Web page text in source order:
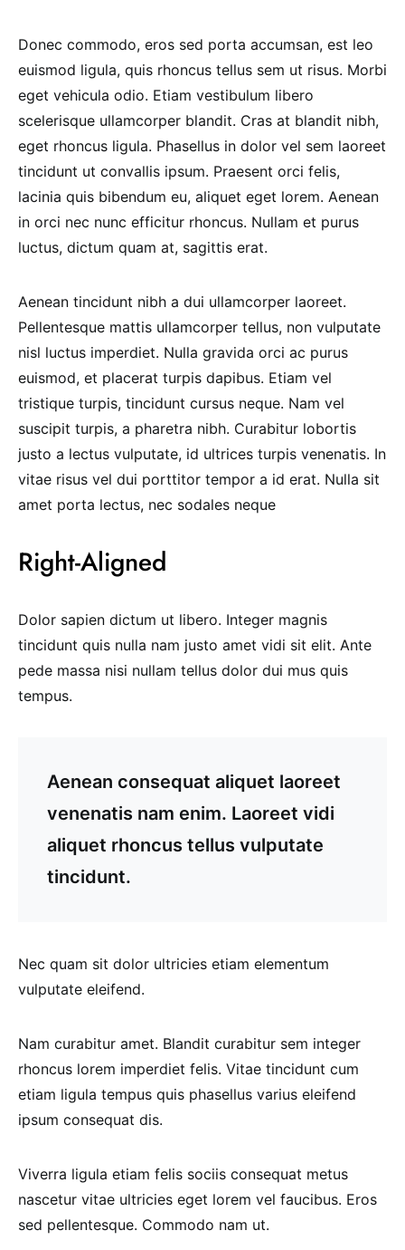
Donec commodo, eros sed porta accumsan, est leo
euismod ligula, quis rhoncus tellus sem ut risus. Morbi
eget vehicula odio. Etiam vestibulum libero
scelerisque ullamcorper blandit. Cras at blandit nibh,
eget rhoncus ligula. Phasellus in dolor vel sem laoreet
tincidunt ut convallis ipsum. Praesent orci felis,
lacinia quis bibendum eu, aliquet eget lorem. Aenean
in orci nec nunc efficitur rhoncus. Nullam et purus
luctus, dictum quam at, sagittis erat.
Aenean tincidunt nibh a dui ullamcorper laoreet.
Pellentesque mattis ullamcorper tellus, non vulputate
nisl luctus imperdiet. Nulla gravida orci ac purus
euismod, et placerat turpis dapibus. Etiam vel
tristique turpis, tincidunt cursus neque. Nam vel
suscipit turpis, a pharetra nibh. Curabitur lobortis
justo a lectus vulputate, id ultrices turpis venenatis. In
vitae risus vel dui porttitor tempor a id erat. Nulla sit
amet porta lectus, nec sodales neque
Right-Aligned
Dolor sapien dictum ut libero. Integer magnis
tincidunt quis nulla nam justo amet vidi sit elit. Ante
pede massa nisi nullam tellus dolor dui mus quis
tempus.
Aenean consequat aliquet laoreet
venenatis nam enim. Laoreet vidi
aliquet rhoncus tellus vulputate
tincidunt.
Nec quam sit dolor ultricies etiam elementum
vulputate eleifend.
Nam curabitur amet. Blandit curabitur sem integer
rhoncus lorem imperdiet felis. Vitae tincidunt cum
etiam ligula tempus quis phasellus varius eleifend
ipsum consequat dis.
Viverra ligula etiam felis sociis consequat metus
nascetur vitae ultricies eget lorem vel faucibus. Eros
sed pellentesque. Commodo nam ut.